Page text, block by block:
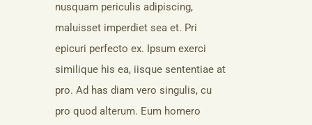
nusquam periculis adipiscing,
maluisset imperdiet sea et. Pri
epicuri perfecto ex. Ipsum exerci
similique his ea, iisque sententiae at
pro. Ad has diam vero singulis, cu
pro quod alterum. Eum homero